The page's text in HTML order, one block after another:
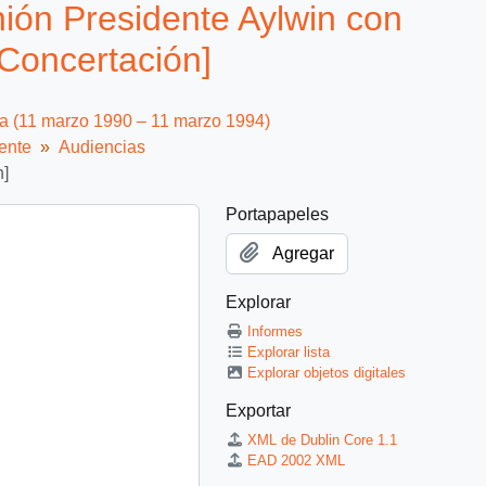
Presidente Aylwin con
(11 marzo 1990 – 11 marzo 1994)
Audiencias
Portapapeles
Agregar
Explorar
Informes
Explorar lista
Explorar objetos digitales
Exportar
XML de Dublin Core 1.1
EAD 2002 XML